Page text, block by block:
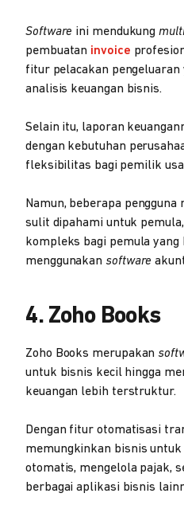
Software ini mendukung
pembuatan invoice
fitur pelacakan pengeluaran
analisis keuangan bisnis.
Selain itu, laporan
dengan kebutuhan
fleksibilitas bagi pemilik
Namun, beberapa pengguna
sulit dipahami untuk
kompleks bagi pemula yang
menggunakan software
4. Zoho Books
Zoho Books merupakan
untuk bisnis kecil hingga
keuangan lebih terstruktur.
Dengan fitur otomatisasi
memungkinkan bisnis
otomatis, mengelola pajak,
berbagai aplikasi bisnis